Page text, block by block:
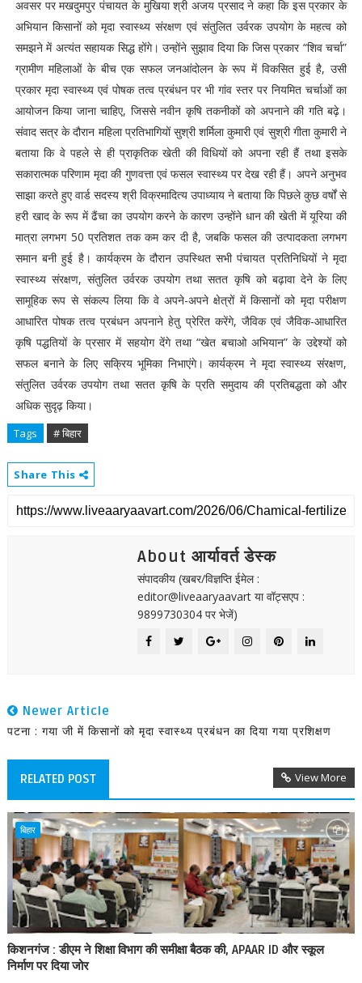
अवसर पर मखदुमपुर पंचायत के मुखिया श्री अजय प्रसाद ने कहा कि इस प्रकार के
अभियान किसानों को मृदा स्वास्थ्य संरक्षण एवं संतुलित उर्वरक उपयोग के महत्व को
समझने में अत्यंत सहायक सिद्ध होंगे। उन्होंने सुझाव दिया कि जिस प्रकार “शिव चर्चा”
ग्रामीण महिलाओं के बीच एक सफल जनआंदोलन के रूप में विकसित हुई है, उसी
प्रकार मृदा स्वास्थ्य एवं पोषक तत्व प्रबंधन पर भी गांव स्तर पर नियमित चर्चाओं का
आयोजन किया जाना चाहिए, जिससे नवीन कृषि तकनीकों को अपनाने की गति बढ़े।
संवाद सत्र के दौरान महिला प्रतिभागियों सुश्री शर्मिला कुमारी एवं सुश्री गीता कुमारी ने
बताया कि वे पहले से ही प्राकृतिक खेती की विधियों को अपना रही हैं तथा इसके
सकारात्मक परिणाम मृदा की गुणवत्ता एवं फसल स्वास्थ्य पर देख रही हैं। अपने अनुभव
साझा करते हुए वार्ड सदस्य श्री विक्रमादित्य उपाध्याय ने बताया कि पिछले कुछ वर्षों से
हरी खाद के रूप में ढैंचा का उपयोग करने के कारण उन्होंने धान की खेती में यूरिया की
मात्रा लगभग 50 प्रतिशत तक कम कर दी है, जबकि फसल की उत्पादकता लगभग
समान बनी हुई है। कार्यक्रम के दौरान उपस्थित सभी पंचायत प्रतिनिधियों ने मृदा
स्वास्थ्य संरक्षण, संतुलित उर्वरक उपयोग तथा सतत कृषि को बढ़ावा देने के लिए
सामूहिक रूप से संकल्प लिया कि वे अपने-अपने क्षेत्रों में किसानों को मृदा परीक्षण
आधारित पोषक तत्व प्रबंधन अपनाने हेतु प्रेरित करेंगे, जैविक एवं जैविक-आधारित
कृषि पद्धतियों के प्रसार में सहयोग देंगे तथा “खेत बचाओ अभियान” के उद्देश्यों को
सफल बनाने के लिए सक्रिय भूमिका निभाएंगे। कार्यक्रम ने मृदा स्वास्थ्य संरक्षण,
संतुलित उर्वरक उपयोग तथा सतत कृषि के प्रति समुदाय की प्रतिबद्धता को और
अधिक सुदृढ़ किया।
Tags # बिहार
Share This
About आर्यावर्त डेस्क
संपादकीय (खबर/विज्ञप्ति ईमेल :
editor@liveaaryaavart या वॉट्सएप :
9899730304 पर भेजें)
Newer Article
पटना : गया जी में किसानों को मृदा स्वास्थ्य प्रबंधन का दिया गया प्रशिक्षण
RELATED POST View More
बिहार
किशनगंज : डीएम ने शिक्षा विभाग की समीक्षा बैठक की, APAAR ID और स्कूल
निर्माण पर दिया जोर